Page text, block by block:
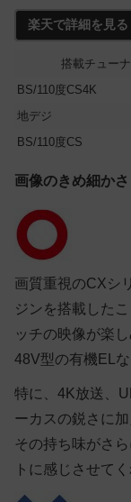
楽天で詳細を見る
搭載チュー
BS/110度CS4K
地デジ
BS/110度CS
画像のきめ細か
画質重視のCXシ
ジンを搭載した
ッチの映像が楽
48V型の有機ELな
特に、4K放送、
ーカスの鋭さに
その持ち味がさ
トに感じさせて